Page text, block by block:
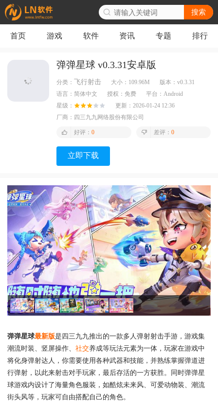
搜索
首页 游戏 软件 资讯 专题 排行
弹弹星球 v0.3.31安卓版
分类： 飞行射击 大小： 109.96M 版本： v0.3.31
语言： 简体中文 授权： 免费 平台： Android
星级：
更新： 2026-01-24 12:36
厂商： 四三九九网络股份有限公司
好评： 0 差评： 0
立即下载
弹弹星球最新版是四三九九推出的一款多人弹射射击手游，游戏集
潮流时装、竖屏操作、 社交养成等玩法元素为一体，玩家在游戏中
将化身弹射达人，你需要使用各种武器和技能，并熟练掌握弹道进
行弹射，以此来射击对手玩家，最后存活的一方获胜。同时弹弹星
球游戏内设计了海量角色服装，如酷炫未来风、可爱动物装、潮流
街头风等，玩家可自由搭配自己的角色。